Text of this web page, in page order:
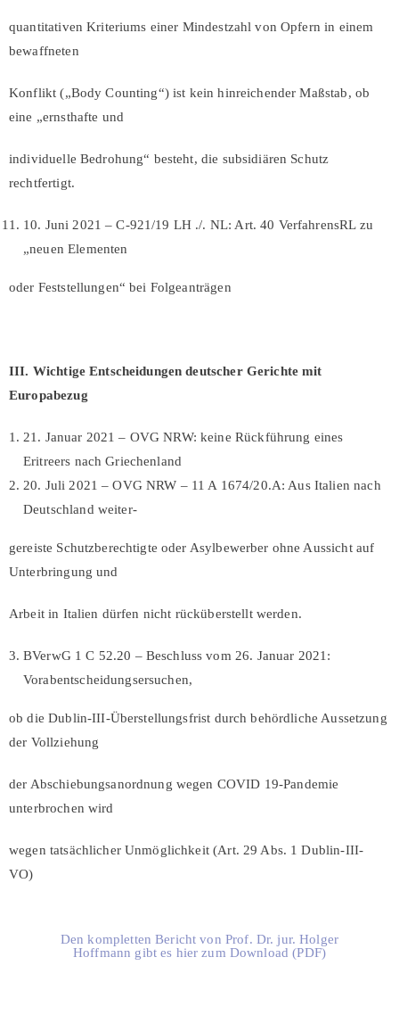
quantitativen Kriteriums einer Mindestzahl von Opfern in einem
bewaffneten
Konflikt („Body Counting“) ist kein hinreichender Maßstab, ob
eine „ernsthafte und
individuelle Bedrohung“ besteht, die subsidiären Schutz
rechtfertigt.
10. Juni 2021 – C-921/19 LH ./. NL: Art. 40 VerfahrensRL zu
„neuen Elementen
oder Feststellungen“ bei Folgeanträgen
III. Wichtige Entscheidungen deutscher Gerichte mit
Europabezug
21. Januar 2021 – OVG NRW: keine Rückführung eines
Eritreers nach Griechenland
20. Juli 2021 – OVG NRW – 11 A 1674/20.A: Aus Italien nach
Deutschland weiter-
gereiste Schutzberechtigte oder Asylbewerber ohne Aussicht auf
Unterbringung und
Arbeit in Italien dürfen nicht rücküberstellt werden.
BVerwG 1 C 52.20 – Beschluss vom 26. Januar 2021:
Vorabentscheidungsersuchen,
ob die Dublin-III-Überstellungsfrist durch behördliche Aussetzung
der Vollziehung
der Abschiebungsanordnung wegen COVID 19-Pandemie
unterbrochen wird
wegen tatsächlicher Unmöglichkeit (Art. 29 Abs. 1 Dublin-III-
VO)
Den kompletten Bericht von Prof. Dr. jur. Holger
Hoffmann gibt es hier zum Download (PDF)